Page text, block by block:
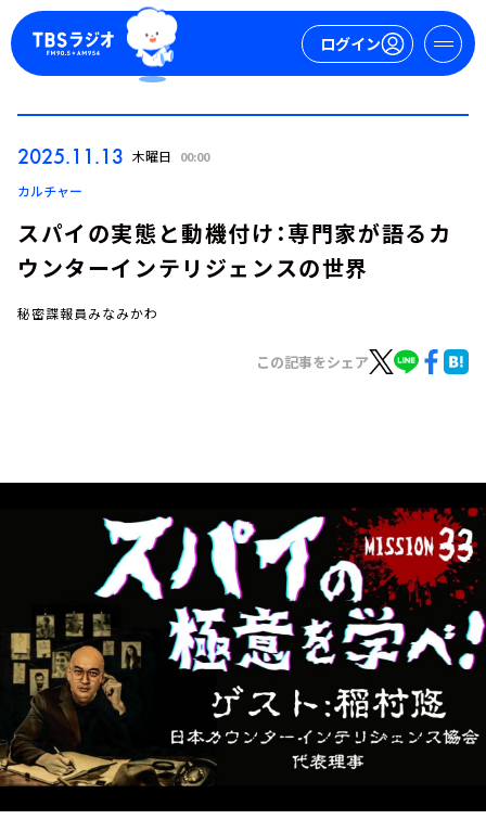
ログイン
イベント・グッズ
YouTube
会社情報
2025.11.13 木曜日 00:00
カルチャー
スパイの実態と動機付け：専門家が語るカ
ウンターインテリジェンスの世界
秘密諜報員みなみかわ
この記事をシェア